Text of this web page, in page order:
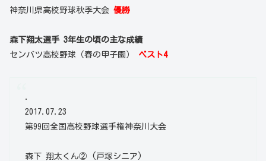
神奈川県高校野球秋季大会 優勝
森下翔太選手 3年生の頃の主な成績
センバツ高校野球（春の甲子園） ベスト4
2017.07.23
第99回全国高校野球選手権神奈川大会
森下 翔太くん② (戸塚シニア)